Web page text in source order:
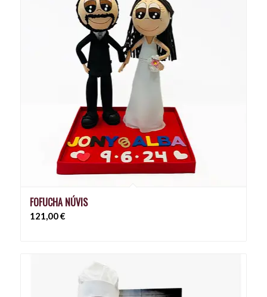
FOFUCHA NÚVIS
121,00€